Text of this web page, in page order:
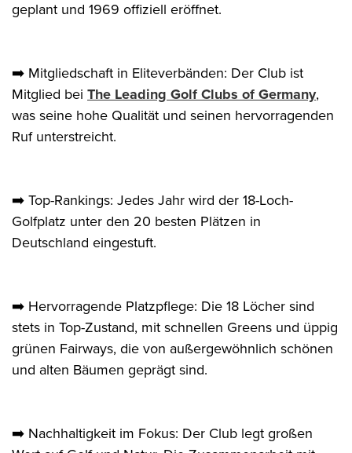
geplant und 1969 offiziell eröffnet.
➡️ Mitgliedschaft in Eliteverbänden: Der Club ist
Mitglied bei The Leading Golf Clubs of Germany,
was seine hohe Qualität und seinen hervorragenden
Ruf unterstreicht.
➡️ Top-Rankings: Jedes Jahr wird der 18-Loch-
Golfplatz unter den 20 besten Plätzen in
Deutschland eingestuft.
➡️ Hervorragende Platzpflege: Die 18 Löcher sind
stets in Top-Zustand, mit schnellen Greens und üppig
grünen Fairways, die von außergewöhnlich schönen
und alten Bäumen geprägt sind.
➡️ Nachhaltigkeit im Fokus: Der Club legt großen